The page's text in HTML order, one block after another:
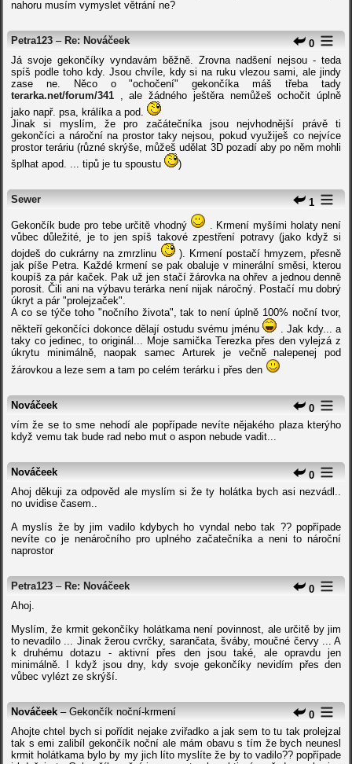
nahoru musím vymyslet větrání ne?
0
Petra123 – Re: Nováčeek
Já svoje gekončíky vyndavám běžně. Zrovna nadšení nejsou - teda
spíš podle toho kdy. Jsou chvíle, kdy si na ruku vlezou sami, ale jindy
zase ne. Něco o "ochočení" gekončíka máš třeba tady
terarka.net/forum/341, ale žádného ještěra nemůžeš ochočit úplně
jako např. psa, králíka a pod.
Jinak si myslím, že pro začátečníka jsou nejvhodnější právě ti
gekončíci a nároční na prostor taky nejsou, pokud využiješ co nejvíce
prostor teráriu (různé skrýše, můžeš udělat 3D pozadí aby po něm mohli
šplhat apod. ... tipů je tu spoustu
)
1
Sewer
Gekončík bude pro tebe určitě vhodný
. Krmení myšími holaty není
vůbec důležité, je to jen spíš takové zpestření potravy (jako když si
dojdeš do cukrárny na zmrzlinu
). Krmení postačí hmyzem, přesně
jak píše Petra. Každé krmení se pak obaluje v minerální směsi, kterou
koupíš za pár kaček. Pak už jen stačí žárovka na ohřev a jednou denně
porosit. Čili ani na výbavu terárka není nijak náročný. Postačí mu dobrý
úkryt a pár "prolejzaček".
A co se týče toho "nočního života", tak to není úplně 100% noční tvor,
někteří gekončíci dokonce dělají ostudu svému jménu
. Jak kdy... a
taky co jedinec, to originál... Moje samička Terezka přes den vylejzá z
úkrytu minimálně, naopak samec Arturek je večně nalepenej pod
žárovkou a leze sem a tam po celém terárku i přes den
0
Nováčeek
vím že se to sme nehodí ale popřípade nevíte nějakého plaza kterýho
když vemu tak bude rad nebo mut o aspon nebude vadit...
0
Nováčeek
Ahoj děkuji za odpověd ale myslím si že ty holátka bych asi nezvádl..
no uvidise časem..
A myslís že by jim vadilo kdybych ho vyndal nebo tak ?? popřípade
nevíte co je nenáročního pro uplného začatečníka a neni to nároční
naprostor
0
Petra123 – Re: Nováčeek
Ahoj.
Myslím, že krmit gekončíky holátkama není povinnost, ale určitě by jim
to nevadilo ... Jinak žerou cvrčky, sarančata, šváby, moučné červy ... A
k druhému dotazu - aktivní přes den jsou také, ale opravdu jen
minimálně. I když jsou dny, kdy svoje gekončíky nevidím přes den
vůbec vylézt ze skrýší.
0
Nováčeek– Gekončík noční-krmení
Ahojte chtel bych si pořídit nejake zviřadko a jak sem to tu tak prolejzal
tak s emi zalibíl gekončík noční ale mám obavu s tím že bych neunesl
krmit holátkama bylo by my jich líto myslíte že by to vadilo?? popřípade